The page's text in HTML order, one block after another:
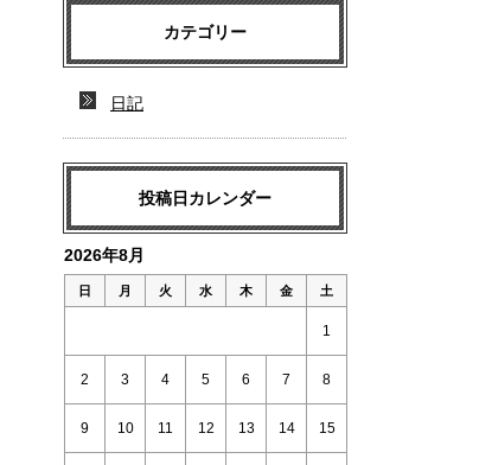
カテゴリー
日記
投稿日カレンダー
2026年8月
日 月 火 水 木 金 土
1
2 3 4 5 6 7 8
9 10 11 12 13 14 15